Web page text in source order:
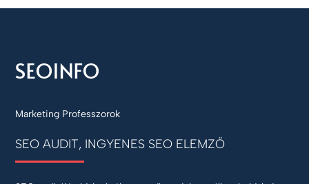
Marketing Professzorok
SEO AUDIT, INGYENES SEO ELEMZŐ